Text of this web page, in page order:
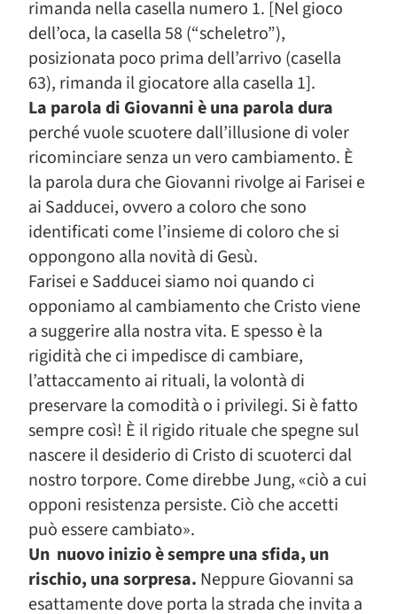
rimanda nella casella numero 1. [Nel gioco
dell’oca, la casella 58 (“scheletro”),
posizionata poco prima dell’arrivo (casella
63), rimanda il giocatore alla casella 1].
La parola di Giovanni è una parola dura
perché vuole scuotere dall’illusione di voler
ricominciare senza un vero cambiamento. È
la parola dura che Giovanni rivolge ai Farisei e
ai Sadducei, ovvero a coloro che sono
identificati come l’insieme di coloro che si
oppongono alla novità di Gesù.
Farisei e Sadducei siamo noi quando ci
opponiamo al cambiamento che Cristo viene
a suggerire alla nostra vita. E spesso è la
rigidità che ci impedisce di cambiare,
l’attaccamento ai rituali, la volontà di
preservare la comodità o i privilegi. Si è fatto
sempre così! È il rigido rituale che spegne sul
nascere il desiderio di Cristo di scuoterci dal
nostro torpore. Come direbbe Jung, «ciò a cui
opponi resistenza persiste. Ciò che accetti
può essere cambiato».
Un nuovo inizio è sempre una sfida, un
rischio, una sorpresa. Neppure Giovanni sa
esattamente dove porta la strada che invita a